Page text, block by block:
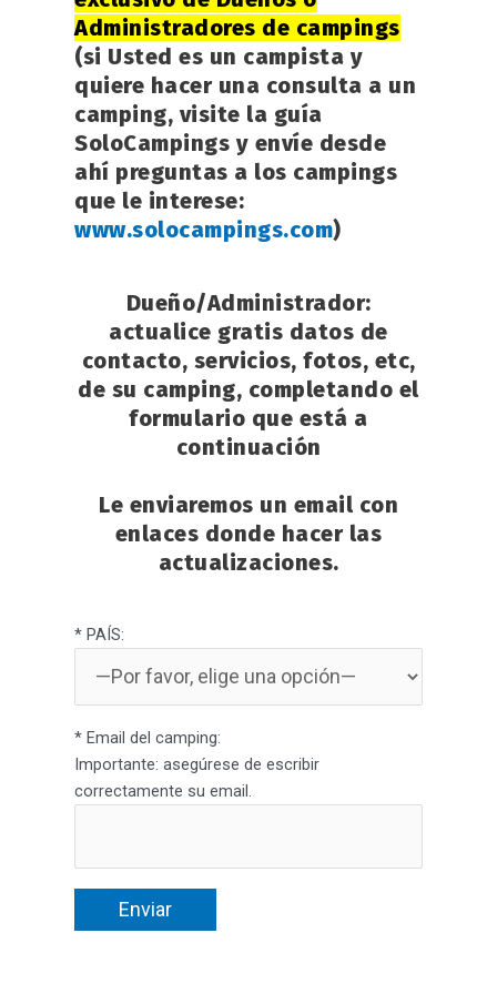
Administradores de campings
(si Usted es un campista y
quiere hacer una consulta a un
camping, visite la guía
SoloCampings y envíe desde
ahí preguntas a los campings
que le interese:
www.solocampings.com)
Dueño/Administrador:
actualice gratis datos de
contacto, servicios, fotos, etc,
de su camping, completando el
formulario que está a
continuación
Le enviaremos un email con
enlaces donde hacer las
actualizaciones.
* PAÍS:
* Email del camping:
Importante: asegúrese de escribir
correctamente su email.